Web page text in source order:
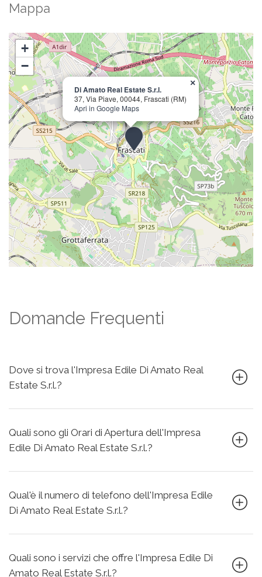
Mappa
Di Amato Real Estate S.r.l.
37, Via Piave, 00044, Frascati (RM)
Apri in Google Maps
×
+
−
Domande Frequenti
Dove si trova l'Impresa Edile Di Amato Real
Estate S.r.l.?
Quali sono gli Orari di Apertura dell'Impresa
Edile Di Amato Real Estate S.r.l.?
Qual'è il numero di telefono dell'Impresa Edile
Di Amato Real Estate S.r.l.?
Quali sono i servizi che offre l'Impresa Edile Di
Amato Real Estate S.r.l.?